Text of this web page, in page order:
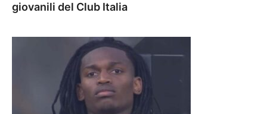
giovanili del Club Italia